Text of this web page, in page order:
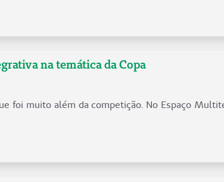
na temática da Copa
foi muito além da competição. No Espaço